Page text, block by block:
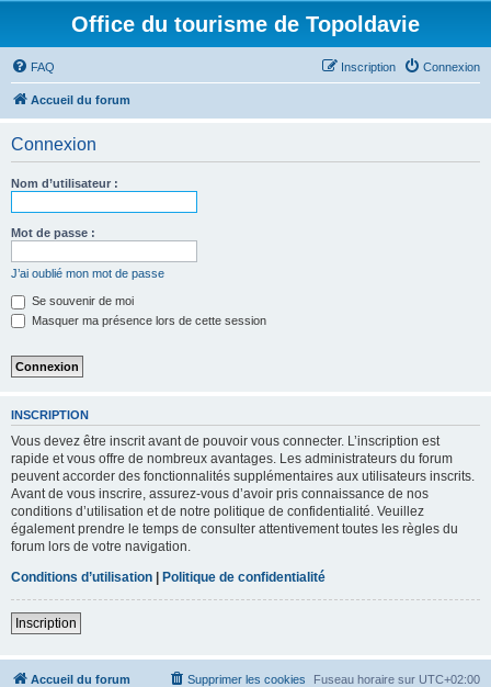
Office du tourisme de Topoldavie
FAQ Connexion
Inscription
Accueil du forum
Connexion
Nom d’utilisateur :
Mot de passe :
J’ai oublié mon mot de passe
Se souvenir de moi
Masquer ma présence lors de cette session
INSCRIPTION
Vous devez être inscrit avant de pouvoir vous connecter. L’inscription est
rapide et vous offre de nombreux avantages. Les administrateurs du forum
peuvent accorder des fonctionnalités supplémentaires aux utilisateurs inscrits.
Avant de vous inscrire, assurez-vous d’avoir pris connaissance de nos
conditions d’utilisation et de notre politique de confidentialité. Veuillez
également prendre le temps de consulter attentivement toutes les règles du
forum lors de votre navigation.
Conditions d’utilisation | Politique de confidentialité
Inscription
Accueil du forum Fuseau horaire sur UTC+02:00
Supprimer les cookies